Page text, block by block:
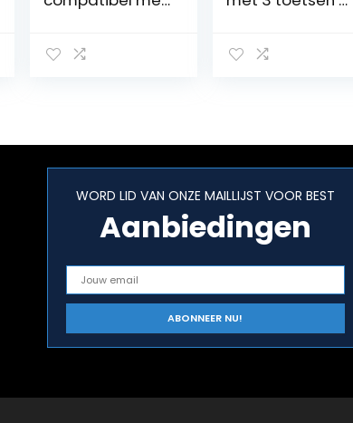
WORD LID VAN ONZE MAILLIJST VOOR BEST
Aanbiedingen